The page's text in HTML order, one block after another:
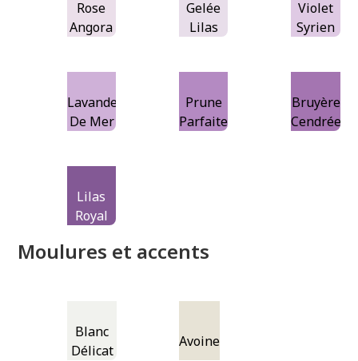
Rose
Angora
Gelée
Lilas
Violet
Syrien
Lavande
De Mer
Prune
Parfaite
Bruyère
Cendrée
Lilas
Royal
Moulures et accents
Blanc
Délicat
Avoine